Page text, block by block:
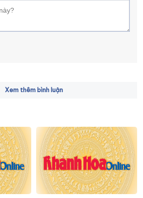
Xem thêm bình luận